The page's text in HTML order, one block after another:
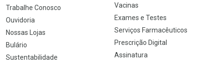
Trabalhe Conosco
Ouvidoria
Nossas Lojas
Bulário
Sustentabilidade
Vacinas
Exames e Testes
Serviços Farmacêuticos
Prescrição Digital
Assinatura